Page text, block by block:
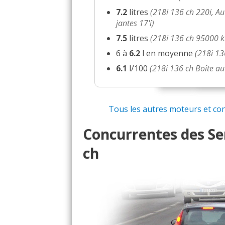
218i 136 ch moteur(0
218i 136 ch 20000
218i 136 ch Boîte auto
10/20 218i 136 ch Manuel
15/20
218i 136 ch bv auto
218i 136 ch (0 )
7.2 litres(218i 136 ch 220i,
jantes 17'i)
7.5 litres(218i 136 ch 95000
6 à 6.2 l en moyenne(218i
6.1 l/100(218i 136 ch Boîte
Tous les autres moteurs et
Concurrentes des
ch